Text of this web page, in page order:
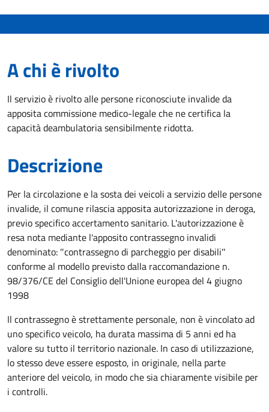
A chi è rivolto
Il servizio è rivolto alle persone riconosciute invalide da
apposita commissione medico-legale che ne certifica la
capacità deambulatoria sensibilmente ridotta.
Descrizione
Per la circolazione e la sosta dei veicoli a servizio delle persone
invalide, il comune rilascia apposita autorizzazione in deroga,
previo specifico accertamento sanitario. L'autorizzazione è
resa nota mediante l'apposito contrassegno invalidi
denominato: ″contrassegno di parcheggio per disabili″
conforme al modello previsto dalla raccomandazione n.
98/376/CE del Consiglio dell'Unione europea del 4 giugno
1998
Il contrassegno è strettamente personale, non è vincolato ad
uno specifico veicolo, ha durata massima di 5 anni ed ha
valore su tutto il territorio nazionale. In caso di utilizzazione,
lo stesso deve essere esposto, in originale, nella parte
anteriore del veicolo, in modo che sia chiaramente visibile per
i controlli.